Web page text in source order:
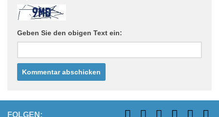
Geben Sie den obigen Text ein:
FOLGEN: